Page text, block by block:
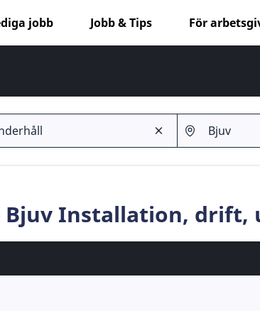
jobb Jobb & Tips För
Bjuv Installation, drift,